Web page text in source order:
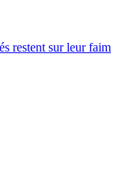
restent sur leur faim